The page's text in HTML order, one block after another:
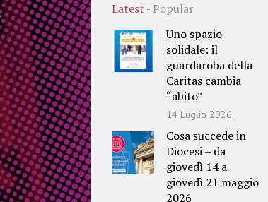
Latest
Popular
Uno spazio
solidale: il
guardaroba della
Caritas cambia
“abito”
14 Luglio 2026
Cosa succede in
Diocesi – da
giovedì 14 a
giovedì 21 maggio
2026